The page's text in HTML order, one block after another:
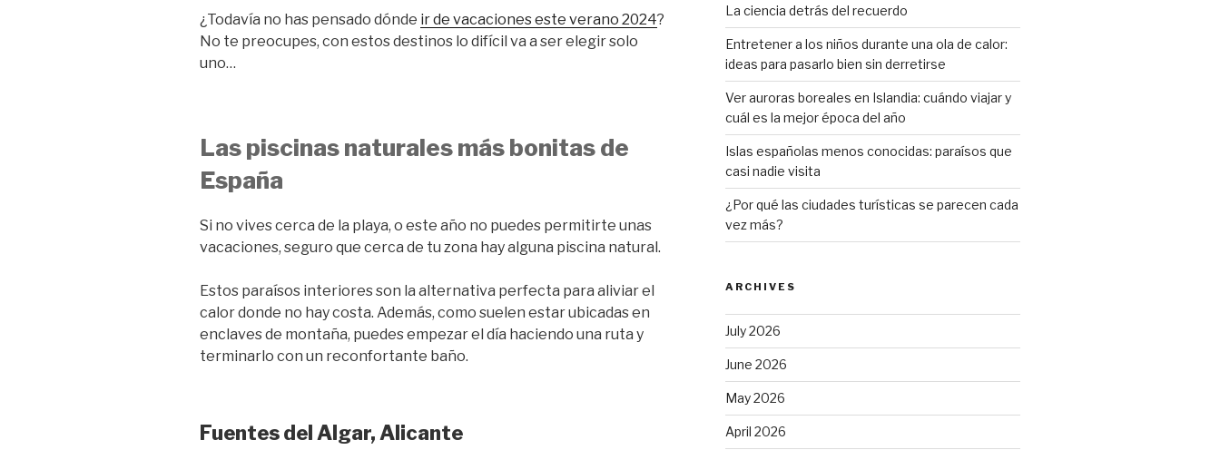
¿Todavía no has pensado dónde ir de vacaciones este verano 2024?
No te preocupes, con estos destinos lo difícil va a ser elegir solo
uno…
Las piscinas naturales más bonitas de
España
Si no vives cerca de la playa, o este año no puedes permitirte unas
vacaciones, seguro que cerca de tu zona hay alguna piscina natural.
Estos paraísos interiores son la alternativa perfecta para aliviar el
calor donde no hay costa. Además, como suelen estar ubicadas en
enclaves de montaña, puedes empezar el día haciendo una ruta y
terminarlo con un reconfortante baño.
Fuentes del Algar, Alicante
La ciencia detrás del recuerdo
Entretener a los niños durante una ola de calor:
ideas para pasarlo bien sin derretirse
Ver auroras boreales en Islandia: cuándo viajar y
cuál es la mejor época del año
Islas españolas menos conocidas: paraísos que
casi nadie visita
¿Por qué las ciudades turísticas se parecen cada
vez más?
ARCHIVES
July 2026
June 2026
May 2026
April 2026